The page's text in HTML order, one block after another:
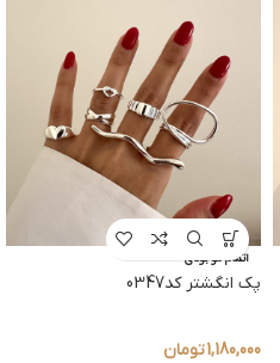
اتمام موجودی
پک انگشتر کد0347
1,180,000تومان